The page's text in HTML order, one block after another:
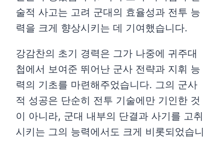
술적 사고는 고려 군대의 효율성과 전투 능
력을 크게 향상시키는 데 기여했습니다.
강감찬의 초기 경력은 그가 나중에 귀주대
첩에서 보여준 뛰어난 군사 전략과 지휘 능
력의 기초를 마련해주었습니다. 그의 군사
적 성공은 단순히 전투 기술에만 기인한 것
이 아니라, 군대 내부의 단결과 사기를 고취
시키는 그의 능력에서도 크게 비롯되었습니